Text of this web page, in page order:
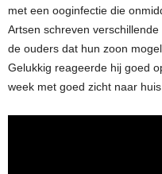
met een ooginfectie die
Artsen schreven
de ouders dat hun zoon
Gelukkig reageerde hij goed
week met goed zicht naar huis.